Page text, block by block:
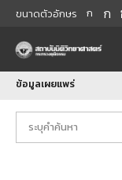
ขนาดตัวอักษร ก ก
ข้อมูลเผยแพร่